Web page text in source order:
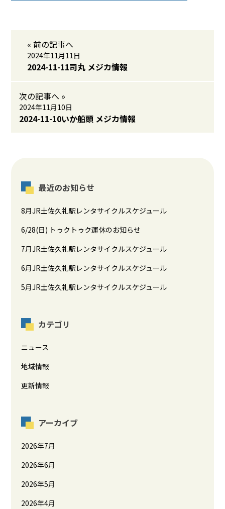
« 前の記事へ
2024年11月11日
2024-11-11司丸 メジカ情報
次の記事へ »
2024年11月10日
2024-11-10いか船頭 メジカ情報
最近のお知らせ
8月JR土佐久礼駅レンタサイクルスケジュール
6/28(日) トゥクトゥク運休のお知らせ
7月JR土佐久礼駅レンタサイクルスケジュール
6月JR土佐久礼駅レンタサイクルスケジュール
5月JR土佐久礼駅レンタサイクルスケジュール
カテゴリ
ニュース
地域情報
更新情報
アーカイブ
2026年7月
2026年6月
2026年5月
2026年4月